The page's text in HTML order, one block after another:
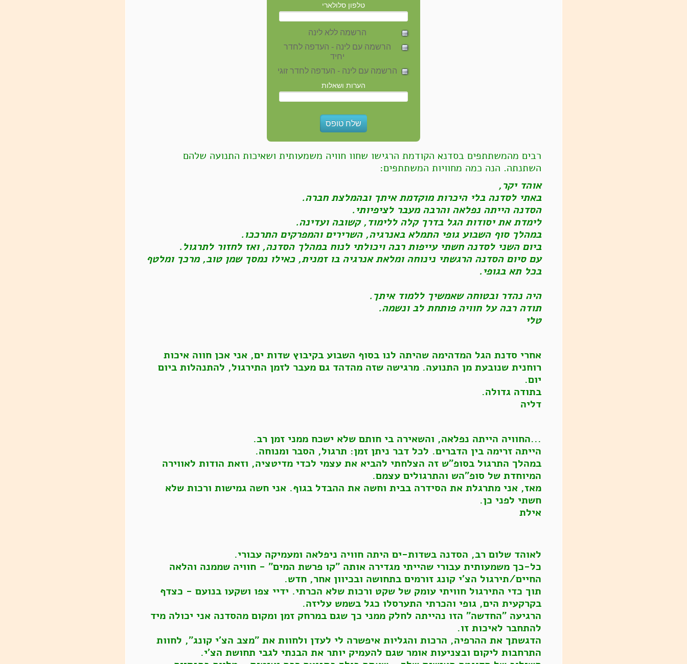
טלפון סלולארי
הרשמה ללא לינה
הרשמה עם לינה - העדפה לחדר
יחיד
הרשמה עם לינה - העדפה לחדר זוגי
הערות ושאלות
רבים מהמשתתפים בסדנא הקודמת הרגישו שחוו חוויה משמעותית ושאיכות התנועה שלהם
השתנתה. הנה כמה מחוויות המשתתפים:
אוהד יקר,
באתי לסדנה בלי היכרות מוקדמת איתך ובהמלצת חברה.
הסדנה הייתה נפלאה והרבה מעבר לציפיותי.
לימדת את יסודות הגל בדרך קלה ללימוד, קשובה ועדינה.
במהלך סוף השבוע גופי התמלא באנרגיה, השרירים והמפרקים התרככו.
ביום השני לסדנה חשתי עייפות רבה ויכולתי לנוח במהלך הסדנה, ואז לחזור לתרגול.
עם סיום הסדנה הרגשתי נינוחה ומלאת אנרגיה בו זמנית, כאילו נמסך שמן טוב, מרכך ומלטף
בכל תא בגופי.
היה נהדר ובטוחה שאמשיך ללמוד איתך.
תודה רבה על חוויה פותחת לב ונשמה.
טלי
אחרי סדנת הגל המדהימה שהיתה לנו בסוף השבוע בקיבוץ שדות ים, אני אכן חווה איכות
רוחנית שנובעת מן התנועה. מרגישה שזה מהדהד גם מעבר לזמן התירגול, להתנהלות ביום
יום.
בתודה גדולה.
דליה
...החוויה הייתה נפלאה, והשאירה בי חותם שלא ישכח ממני זמן רב.
הייתה זרימה בין הדברים. לכל דבר ניתן זמן: תרגול, הסבר ומנוחה.
במהלך התרגול בסופ"ש זה הצלחתי להביא את עצמי לכדי מדיטציה, וזאת הודות לאווירה
המיוחדת של סופ"הש והתרגולים עצמם.
מאז, אני מתרגלת את הסידרה בבית וחשה את ההבדל בגוף. אני חשה גמישות ורכות שלא
חשתי לפני כן.
אילת
לאוהד שלום רב, הסדנה בשדות-ים היתה חוויה ניפלאה ומעמיקה עבורי.
כל-כך משמעותית עבורי שהייתי מגדירה אותה "קו פרשת המים" - חוויה שממנה והלאה
החיים/תירגול הצ'י קונג זורמים בתחושה ובכיוון אחר, חדש.
תוך כדי התירגול חוויתי עומק של שקט ורכות שלא הכרתי. ידיי צפו ושקעו בנועם - כצדף
בקרקעית הים, גופי והכרתי התערסלו כגל בשמש עליזה.
הרגיעה "החדשה" הזו נהייתה לחלק ממני כך שגם במרחק זמן ומקום מהסדנה אני יכולה מיד
להתחבר לאיכות זו.
הדגשתך את ההרפיה, הרכות והגליות איפשרה לי לעדן ולחוות את "מצב הצ'י קונג", לחוות
התרחבות ליקום ובצניעות אומר שגם להעמיק יותר את הבנתי לגבי תחושת הצ'י.